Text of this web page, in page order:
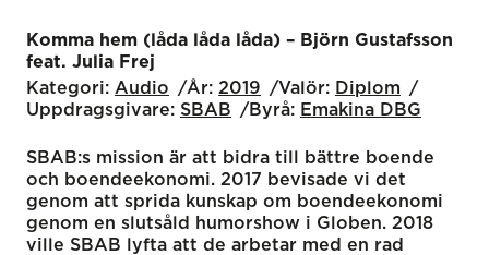
Komma hem (låda låda låda) – Björn Gustafsson
feat. Julia Frej
Kategori: Audio År: 2019 Valör: Diplom
Uppdragsgivare: SBAB Byrå: Emakina DBG
SBAB:s mission är att bidra till bättre boende
och boendeekonomi. 2017 bevisade vi det
genom att sprida kunskap om boendeekonomi
genom en slutsåld humorshow i Globen. 2018
ville SBAB lyfta att de arbetar med en rad